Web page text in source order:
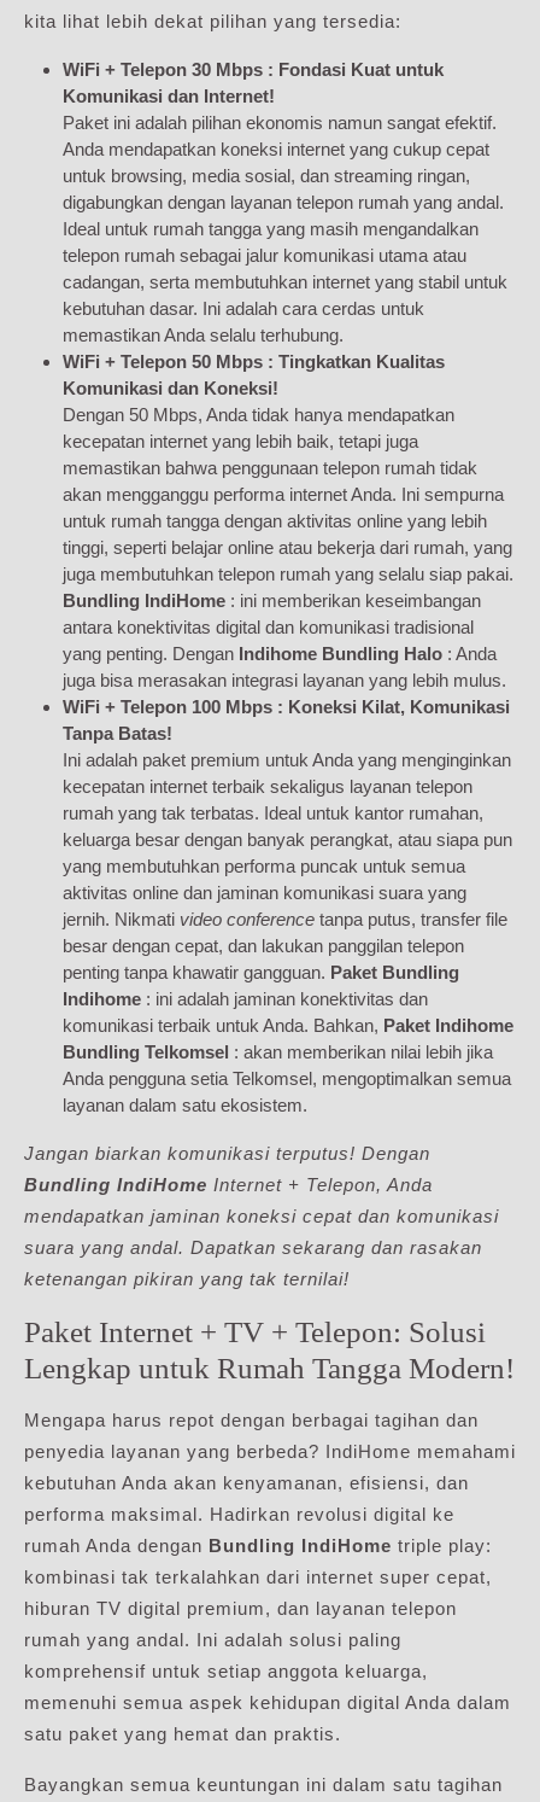
kita lihat lebih dekat pilihan yang tersedia:
WiFi + Telepon 30 Mbps : Fondasi Kuat untuk
Komunikasi dan Internet!
Paket ini adalah pilihan ekonomis namun sangat efektif.
Anda mendapatkan koneksi internet yang cukup cepat
untuk browsing, media sosial, dan streaming ringan,
digabungkan dengan layanan telepon rumah yang andal.
Ideal untuk rumah tangga yang masih mengandalkan
telepon rumah sebagai jalur komunikasi utama atau
cadangan, serta membutuhkan internet yang stabil untuk
kebutuhan dasar. Ini adalah cara cerdas untuk
memastikan Anda selalu terhubung.
WiFi + Telepon 50 Mbps : Tingkatkan Kualitas
Komunikasi dan Koneksi!
Dengan 50 Mbps, Anda tidak hanya mendapatkan
kecepatan internet yang lebih baik, tetapi juga
memastikan bahwa penggunaan telepon rumah tidak
akan mengganggu performa internet Anda. Ini sempurna
untuk rumah tangga dengan aktivitas online yang lebih
tinggi, seperti belajar online atau bekerja dari rumah, yang
juga membutuhkan telepon rumah yang selalu siap pakai.
Bundling IndiHome : ini memberikan keseimbangan
antara konektivitas digital dan komunikasi tradisional
yang penting. Dengan Indihome Bundling Halo : Anda
juga bisa merasakan integrasi layanan yang lebih mulus.
WiFi + Telepon 100 Mbps : Koneksi Kilat, Komunikasi
Tanpa Batas!
Ini adalah paket premium untuk Anda yang menginginkan
kecepatan internet terbaik sekaligus layanan telepon
rumah yang tak terbatas. Ideal untuk kantor rumahan,
keluarga besar dengan banyak perangkat, atau siapa pun
yang membutuhkan performa puncak untuk semua
aktivitas online dan jaminan komunikasi suara yang
jernih. Nikmati video conference tanpa putus, transfer file
besar dengan cepat, dan lakukan panggilan telepon
penting tanpa khawatir gangguan. Paket Bundling
Indihome : ini adalah jaminan konektivitas dan
komunikasi terbaik untuk Anda. Bahkan, Paket Indihome
Bundling Telkomsel : akan memberikan nilai lebih jika
Anda pengguna setia Telkomsel, mengoptimalkan semua
layanan dalam satu ekosistem.
Jangan biarkan komunikasi terputus! Dengan
Bundling IndiHome Internet + Telepon, Anda
mendapatkan jaminan koneksi cepat dan komunikasi
suara yang andal. Dapatkan sekarang dan rasakan
ketenangan pikiran yang tak ternilai!
Paket Internet + TV + Telepon: Solusi
Lengkap untuk Rumah Tangga Modern!
Mengapa harus repot dengan berbagai tagihan dan
penyedia layanan yang berbeda? IndiHome memahami
kebutuhan Anda akan kenyamanan, efisiensi, dan
performa maksimal. Hadirkan revolusi digital ke
rumah Anda dengan Bundling IndiHome triple play:
kombinasi tak terkalahkan dari internet super cepat,
hiburan TV digital premium, dan layanan telepon
rumah yang andal. Ini adalah solusi paling
komprehensif untuk setiap anggota keluarga,
memenuhi semua aspek kehidupan digital Anda dalam
satu paket yang hemat dan praktis.
Bayangkan semua keuntungan ini dalam satu tagihan